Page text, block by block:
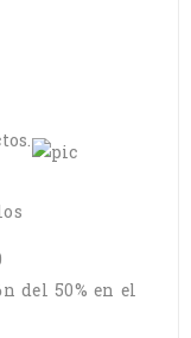
del 50% en el